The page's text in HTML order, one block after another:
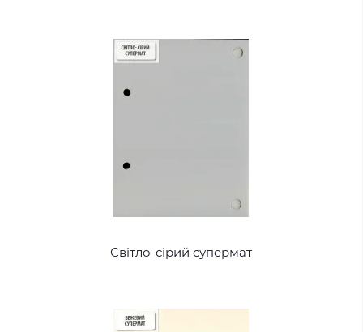
Світло-сірий супермат